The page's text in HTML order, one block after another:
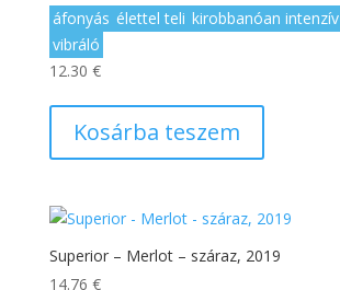
áfonyás élettel teli kirobbanóan intenzív
vibráló
12.30 €
Kosárba teszem
Superior – Merlot – száraz, 2019
14.76 €